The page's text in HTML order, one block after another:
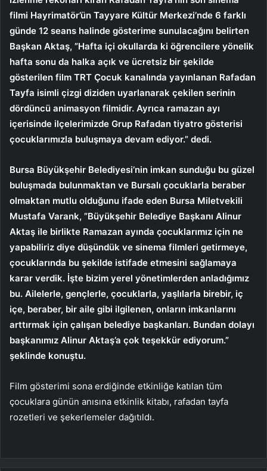
filmi Hayrimatör’ün Tayyare Kültür Merkezi’nde 6 farklı
günde 12 seans halinde gösterime sunulacağını belirten
Başkan Aktaş, ”Hafta içi okullarda ki öğrencilere yönelik
hafta sonu da halka açık ve ücretsiz bir şekilde
gösterilen film TRT Çocuk kanalında yayınlanan Rafadan
Tayfa isimli çizgi diziden uyarlanarak çekilen serinin
dördüncü animasyon filmidir. Ayrıca ramazan ayı
içerisinde ilçelerimizde Grup Rafadan tiyatro gösterisi
çocuklarımızla buluşmaya devam ediyor.” dedi.
Bursa Büyükşehir Belediyesi’nin imkan sunduğu bu güzel
buluşmada bulunmaktan ve Bursalı çocuklarla beraber
olmaktan mutlu olduğunu ifade eden Bursa Miletvekili
Mustafa Varank, ”Büyükşehir Belediye Başkanı Alinur
Aktaş ile birlikte Ramazan ayında çocuklarımız için ne
yapabiliriz diye düşündük ve sinema filmleri getirmeye,
çocuklarında bu şekilde istifade etmesini sağlamaya
karar verdik. İşte bizim yerel yönetimlerden anladığımız
bu. Ailelerle, gençlerle, çocuklarla, yaşlılarla birebir, iç
içe, beraber, bir aile gibi ilgilenen, onların imkanlarını
arttırmak için çalışan belediye başkanları. Bundan dolayı
başkanımız Alinur Aktaş’a çok teşekkür ediyorum.”
şeklinde konuştu.
Film gösterimi sona erdiğinde etkinliğe katılan tüm
çocuklara günün anısına etkinlik kitabı, rafadan tayfa
rozetleri ve şekerlemeler dağıtıldı.